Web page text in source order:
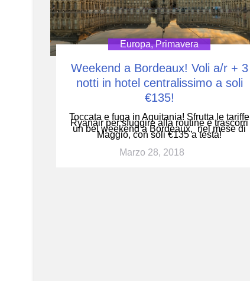
Europa,Primavera
Weekend a Bordeaux! Voli a/r + 3
notti in hotel centralissimo a soli
€135!
Toccata e fuga in Aquitania! Sfrutta le tariffe
Ryanair per sfuggire alla routine e trascorri
un bel weekend a Bordeaux, nel mese di
Maggio, con soli €135 a testa!
Marzo 28, 2018